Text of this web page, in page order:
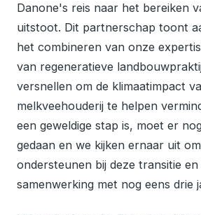
Danone's reis naar het bereiken
uitstoot. Dit partnerschap toont
het combineren van onze
van regeneratieve
versnellen om de klimaatimpact
melkveehouderij te helpen
een geweldige stap is, moet er
gedaan en we kijken ernaar uit
ondersteunen bij deze transitie
samenwerking met nog eens drie